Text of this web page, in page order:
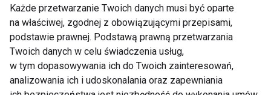
Niezbędne dla prawidłowego rozwoju roczniaka są
ryby (zwłaszcza morskie), które dostarczają białka,
wielonienasyconych kwasów tłuszczowych (np.
DHA) i witaminy D. Święta to dobry czas, aby
maluchowi podać potrawy z nich przyrządzone, ale
Każde przetwarzanie Twoich danych musi być oparte
na właściwej, zgodnej z obowiązującymi przepisami,
podstawie prawnej. Podstawą prawną przetwarzania
Twoich danych w celu świadczenia usług,
w tym dopasowywania ich do Twoich zainteresowań,
analizowania ich i udoskonalania oraz zapewniania